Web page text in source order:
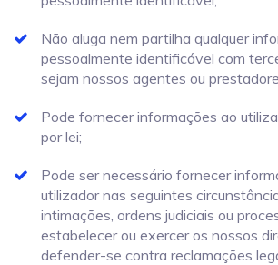
Não aluga nem partilha qualquer
pessoalmente identificável com
sejam nossos agentes ou
Pode fornecer informações ao
por lei;
Pode ser necessário fornecer
utilizador nas seguintes
intimações, ordens judiciais ou
estabelecer ou exercer os nossos
defender-se contra reclamações